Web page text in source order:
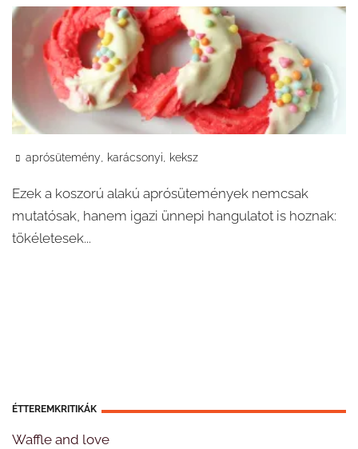
aprósütemény, karácsonyi, keksz
Ezek a koszorú alakú aprósütemények nemcsak
mutatósak, hanem igazi ünnepi hangulatot is hoznak:
tökéletesek...
ÉTTEREMKRITIKÁK
Waffle and love